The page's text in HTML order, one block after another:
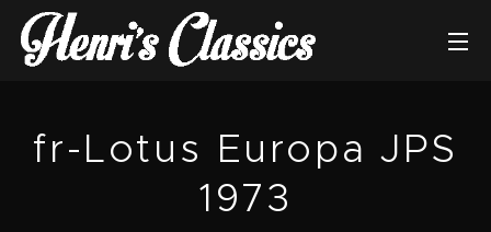
fr-Lotus Europa JPS
1973